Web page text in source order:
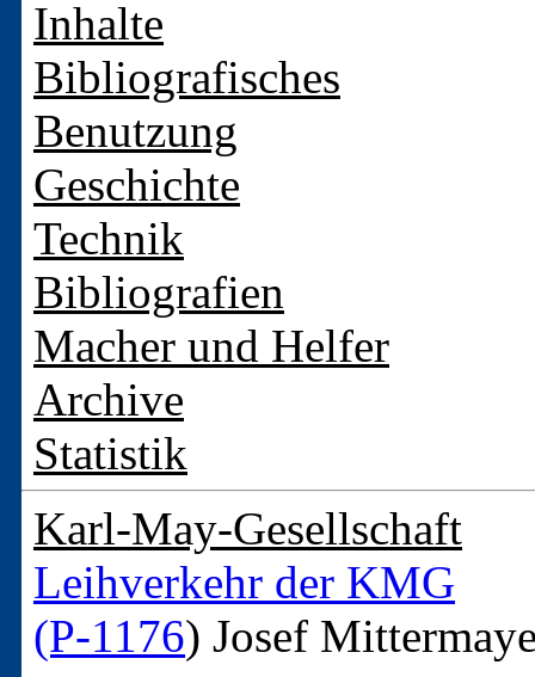
Inhalte
Bibliografisches
Benutzung
Geschichte
Technik
Bibliografien
Macher und Helfer
Archive
Statistik
Karl-May-Gesellschaft
Leihverkehr der KMG
(P-1176) Josef